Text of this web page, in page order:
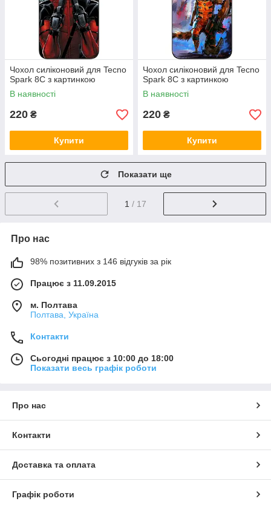
Чохол силіконовий для Tecno
Spark 8C з картинкою
В наявності
220 ₴
Купити
Чохол силіконовий для Tecno
Spark 8C з картинкою
В наявності
220 ₴
Купити
Показати ще
1 / 17
Про нас
98% позитивних з 146 відгуків за рік
Працює з 11.09.2015
м. Полтава
Полтава, Україна
Контакти
Сьогодні працює з 10:00 до 18:00
Показати весь графік роботи
Про нас
Контакти
Доставка та оплата
Графік роботи